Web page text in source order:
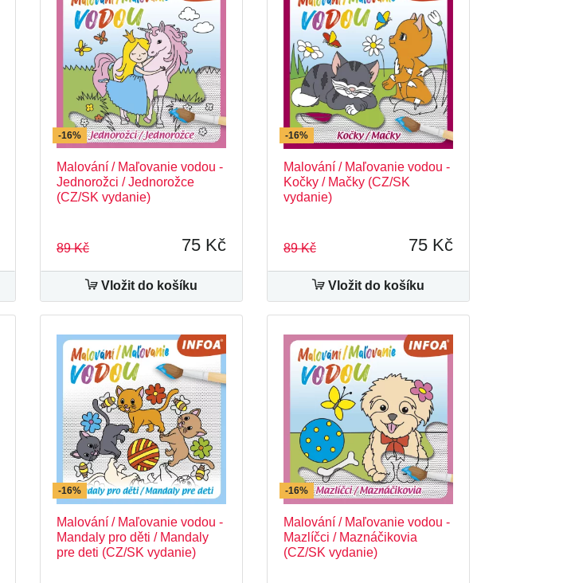
-16%
Malování / Maľovanie vodou -
Jednorožci / Jednorožce
(CZ/SK vydanie)
89 Kč 75 Kč
Vložit do košíku
-16%
Malování / Maľovanie vodou -
Kočky / Mačky (CZ/SK
vydanie)
89 Kč 75 Kč
Vložit do košíku
-16%
Malování / Maľovanie vodou -
Mandaly pro děti / Mandaly
pre deti (CZ/SK vydanie)
-16%
Malování / Maľovanie vodou -
Mazlíčci / Maznáčikovia
(CZ/SK vydanie)